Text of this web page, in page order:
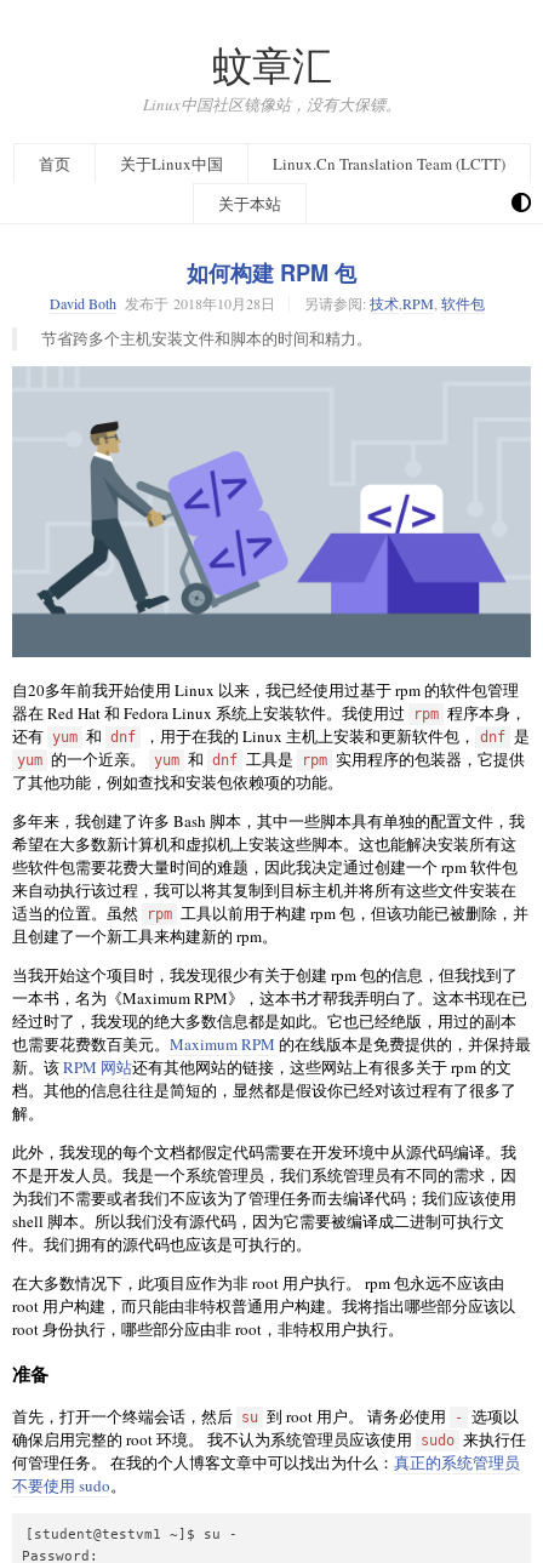
蚊章汇
Linux中国社区镜像站，没有大保镖。
首页 关于Linux中国
Linux.Cn Translation Team (LCTT)
关于本站
如何构建 RPM 包
David Both 发布于 2018年10月28日 另请参阅: 技术,RPM, 软件包
节省跨多个主机安装文件和脚本的时间和精力。
自20多年前我开始使用 Linux 以来，我已经使用过基于 rpm 的软件包管理
器在 Red Hat 和 Fedora Linux 系统上安装软件。我使用过
rpm 程序本身，
还有 yum 和 dnf ，用于在我的 Linux 主机上安装和更新软件包， dnf 是
yum 的一个近亲。 yum 和 dnf 工具是 rpm 实用程序的包装器，它提供
了其他功能，例如查找和安装包依赖项的功能。
多年来，我创建了许多 Bash 脚本，其中一些脚本具有单独的配置文件，我
希望在大多数新计算机和虚拟机上安装这些脚本。这也能解决安装所有这
些软件包需要花费大量时间的难题，因此我决定通过创建一个 rpm 软件包
来自动执行该过程，我可以将其复制到目标主机并将所有这些文件安装在
适当的位置。虽然
rpm 工具以前用于构建 rpm 包，但该功能已被删除，并
且创建了一个新工具来构建新的 rpm。
当我开始这个项目时，我发现很少有关于创建 rpm 包的信息，但我找到了
一本书，名为《Maximum RPM》，这本书才帮我弄明白了。这本书现在已
经过时了，我发现的绝大多数信息都是如此。它也已经绝版，用过的副本
也需要花费数百美元。 Maximum RPM 的在线版本是免费提供的，并保持最
新。该RPM 网站还有其他网站的链接，这些网站上有很多关于 rpm 的文
档。其他的信息往往是简短的，显然都是假设你已经对该过程有了很多了
解。
此外，我发现的每个文档都假定代码需要在开发环境中从源代码编译。我
不是开发人员。我是一个系统管理员，我们系统管理员有不同的需求，因
为我们不需要或者我们不应该为了管理任务而去编译代码；我们应该使用
shell 脚本。所以我们没有源代码，因为它需要被编译成二进制可执行文
件。我们拥有的源代码也应该是可执行的。
在大多数情况下，此项目应作为非 root 用户执行。 rpm 包永远不应该由
root 用户构建，而只能由非特权普通用户构建。我将指出哪些部分应该以
root 身份执行，哪些部分应由非 root，非特权用户执行。
准备
首先，打开一个终端会话，然后 su 到 root 用户。 请务必使用 - 选项以
确保启用完整的 root 环境。 我不认为系统管理员应该使用
sudo 来执行任
何管理任务。 在我的个人博客文章中可以找出为什么： 真正的系统管理员
不要使用 sudo。
[student@testvm1 ~]$ su -
Password: